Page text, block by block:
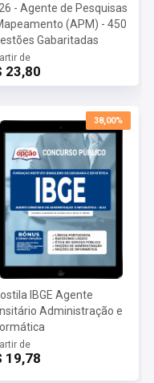
- Agente de Pesquisas
(APM) - 450
Gabaritadas
de
23,80
38,00%
IBGE Agente
Administração e
de
19,78